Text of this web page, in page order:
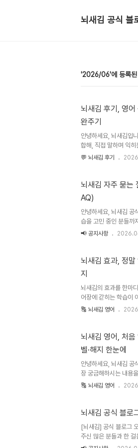
뇌새김 공식 블
2026/06
뇌새김 후기, 영어
완주기
안녕하세요, 뇌새김입
합해, 직접 말하며 익히
스페인어까지 한 기기
행 중이에요.)후기를
라, 하루 한 장씩 채운
장 챌린지가 어떤 건가
💬 뇌새김 후기
뇌새김 자주 묻는
AQ)
안녕하세요, 뇌새김 공
습을 고민 중인 분들까
다. "정말 효과가 있나
요! 뇌새김은 좌우뇌를
직접 말하며 익히는 올
는 질문에 공식 답변으
안내..
📢 공지사항
뇌새김 효과, 정
지
뇌새김의 효과를 한마
어장에 갇히는 학습이
제로 써보게 만드는 데
루 10분, 침대 위에서
질문 (FAQ)1. 화면 따
입을 여는 능동 학습입
🔠 뇌새김 영어
뇌새김 영어, 처음
벨·해지 한눈에
안녕하세요, 뇌새김 공
장 궁금해하시는 내용
본어 등 제2외국어까
어떤 학습인가2. 뇌새
영어는 이미지 연상법
🔠 뇌새김 영어
뇌새김 공식 블로
[뇌새김] 공식 블로그
주신 많은 분들과 한
자 뇌새김 공식 블로그